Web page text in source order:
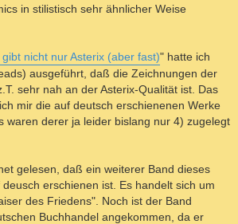
in stilistisch sehr ähnlicher Weise
gibt nicht nur Asterix (aber fast)" hatte ich
ausgeführt, daß die Zeichnungen der
sehr nah an der Asterix-Qualität ist. Das
mir die auf deutsch erschienenen Werke
waren derer ja leider bislang nur 4) zugelegt
gelesen, daß ein weiterer Band dieses
erschienen ist. Es handelt sich um
des Friedens". Noch ist der Band
Buchhandel angekommen, da er